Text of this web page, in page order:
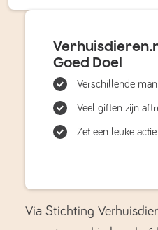
Goed Doel
Verschillende
Veel giften zijn
Zet een leuke
Via Stichting